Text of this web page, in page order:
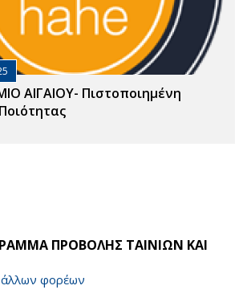
ΑΙΓΑΙΟΥ- Πιστοποιημένη
ΠΡΟΒΟΛΗΣ ΤΑΙΝΙΩΝ ΚΑΙ
άλλων φορέων